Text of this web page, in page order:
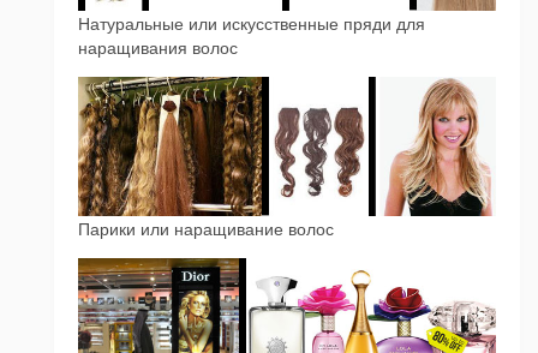
Натуральные или искусственные пряди для
наращивания волос
Парики или наращивание волос